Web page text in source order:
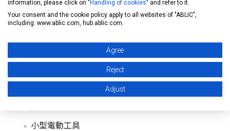
アプリケーション
小型電動工具
information, please click on " Handling of cookies" and refer to it.
Your consent and the cookie policy apply to all websites of "ABLIC",
including: www.ablic.com, hub.ablic.com.
Agree
Reject
Adjust